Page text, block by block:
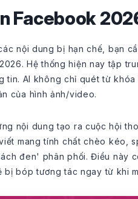
Facebook
nội dung bị hạn chế, bạn
Hệ thống hiện nay tập
tin. AI không chỉ quét từ
của hình ảnh/video.
nội dung tạo ra cuộc hội
mang tính chất chèo kéo,
đen' phân phối. Điều này
bị bóp tương tác ngay từ khi